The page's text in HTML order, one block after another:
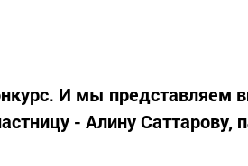
И мы представляем
- Алину Саттарову,